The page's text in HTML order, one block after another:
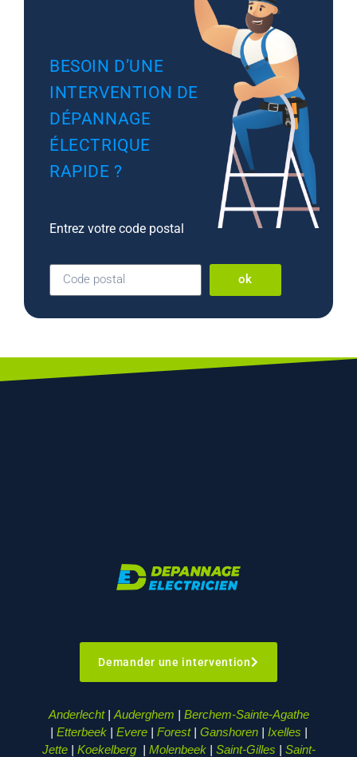
BESOIN D’UNE
INTERVENTION DE
DÉPANNAGE
ÉLECTRIQUE
RAPIDE ?
Entrez votre code postal
ok
Demander une intervention
Anderlecht| Auderghem | Berchem-Sainte-Agathe
| Etterbeek| Evere| Forest| Ganshoren| Ixelles |
Jette| Koekelberg| Molenbeek | Saint-Gilles | Saint-